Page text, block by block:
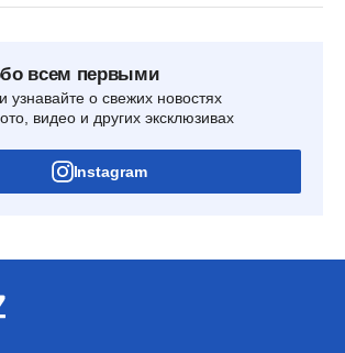
всем первыми
узнавайте о свежих новостях
видео и других эксклюзивах
Instagram